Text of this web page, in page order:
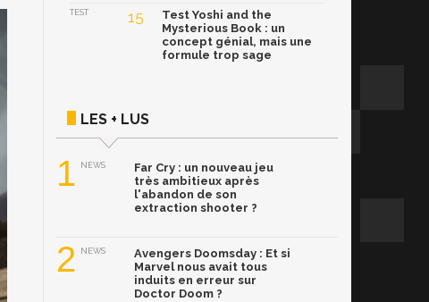
TEST 15
Test Yoshi and the
Mysterious Book : un
concept génial, mais une
formule trop sage
LES + LUS
1 NEWS
Far Cry : un nouveau jeu
très ambitieux après
l'abandon de son
extraction shooter ?
2 NEWS
Avengers Doomsday : Et si
Marvel nous avait tous
induits en erreur sur
Doctor Doom ?